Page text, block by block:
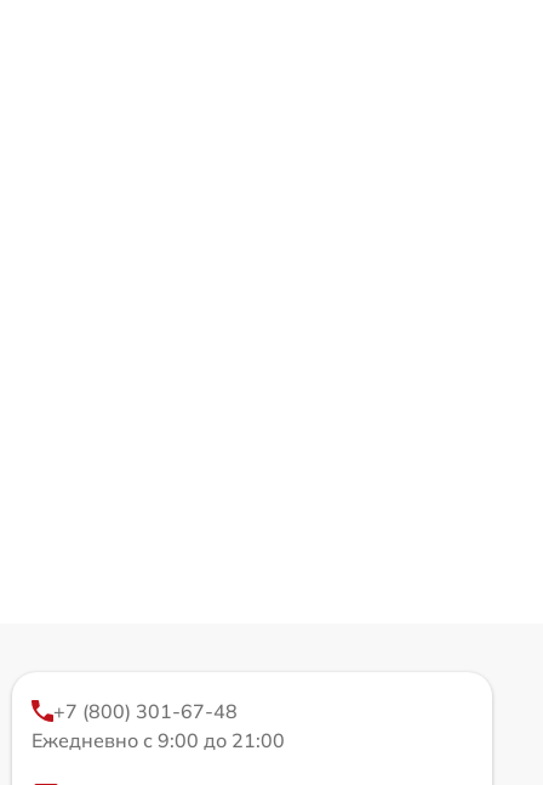
+7 (800) 301-67-48
Ежедневно с 9:00 до 21:00